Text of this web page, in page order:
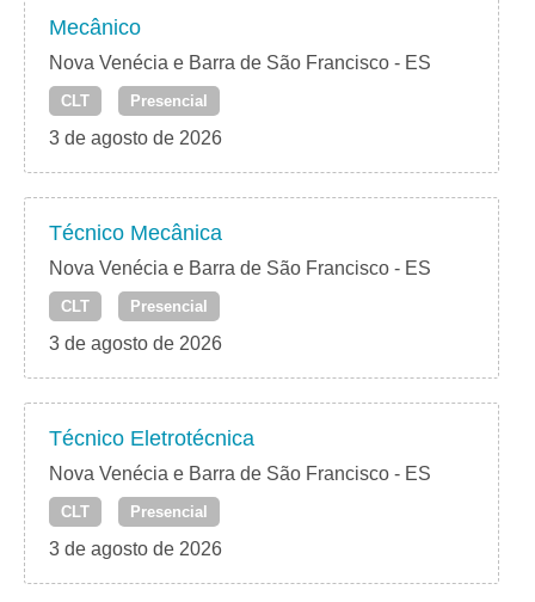
Mecânico
Nova Venécia e Barra de São Francisco - ES
CLT Presencial
3 de agosto de 2026
Técnico Mecânica
Nova Venécia e Barra de São Francisco - ES
CLT Presencial
3 de agosto de 2026
Técnico Eletrotécnica
Nova Venécia e Barra de São Francisco - ES
CLT Presencial
3 de agosto de 2026